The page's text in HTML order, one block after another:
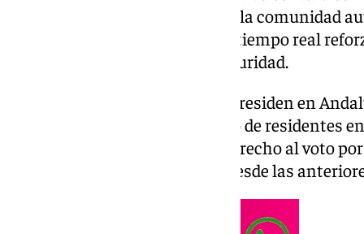
humano y de seguridad en toda la comunidad
sistema de gestión de datos en tiempo real
medidas avanzadas de ciberseguridad.
Del total de electores, 6.510.832 residen en
302.070 forman parte del censo de residentes
ciudadanos podrán ejercer el derecho al voto
alcanzado la mayoría de edad desde las